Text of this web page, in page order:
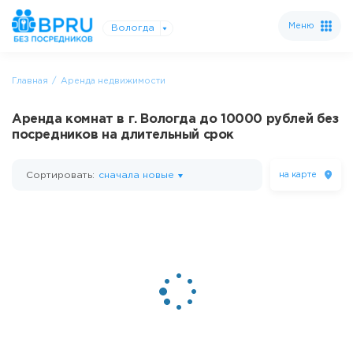
Вологда Меню
Главная Аренда недвижимости
Аренда комнат в г. Вологда до 10000 рублей без
посредников на длительный срок
Сортировать: сначала новые на карте